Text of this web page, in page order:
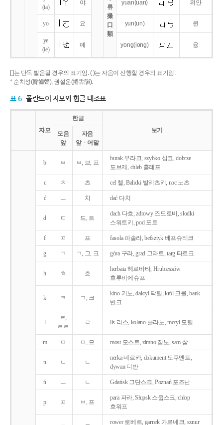
류
撮
口
類
(ia)
야 yuan(uan) 위안
yo 요 yun(un) 윈
ye
(ie)
예 yong(iong) 융
[ ]는 단독 발음될 경우의 표기임. ( )는 자음이 선행할 경우의 표기임.
* 순치성(脣齒聲), 권설운(捲舌韻).
표 6 폴란드어 자모와 한글 대조표
자모
한글
보기
모음
앞
자음
앞ㆍ어말
b ㅂ ㅂ, 브, 프
burak 부라크, szybko 십코, dobrze
도브제, chleb 흘레프
c ㅊ 츠 cel 첼, Balicki 발리츠키, noc 노츠
ć ㅡ 치 dać 다치
d ㄷ 드, 트
dach 다흐, zdrowy 즈드로비, słodki
스워트키, pod 포트
f ㅍ 프 fasola 파솔라, befsztyk 베프슈티크
g ㄱ ㄱ, 그, 크 góra 구라, grad 그라트, targ 타르크
h ㅎ 흐
herbata 헤르바타, Hrubieszów
흐루비에슈프
k ㅋ ㄱ, 크
kino 키노, daktyl 닥틸, król 크룰, bank
반크
l
ㄹ,
ㄹㄹ
ㄹ lis 리스, kolano 콜라노, motyl 모틸
m ㅁ ㅁ, 므 most 모스트, zimno 짐노, sam 삼
n ㄴ ㄴ
nerka 네르카, dokument 도쿠멘트,
dywan 디반
ń ㅡ ㄴ Gdańsk 그단스크, Poznań 포즈난
p ㅍ ㅂ, 프
para 파라, Słupsk 스웁스크, chłop
흐워프
rower 로베르, garnek 가르네크, sznur